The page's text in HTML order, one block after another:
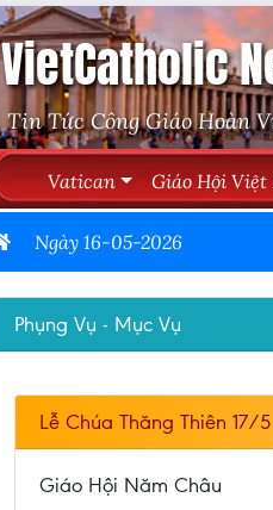
VietCatholic
Tin Tức Công Giáo Hoàn
Vatican Giáo Hội Việt
Ngày 16-05-2026
Phụng Vụ - Mục Vụ
Lễ Chúa Thăng Thiên
Giáo Hội Năm Châu